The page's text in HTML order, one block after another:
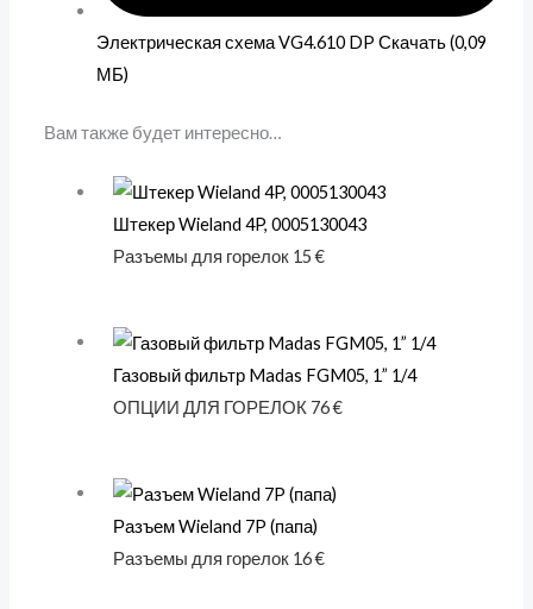
Электрическая схема VG4.610 DP Скачать (0,09
МБ)
Вам также будет интересно…
Штекер Wieland 4P, 0005130043
Разъемы для горелок 15€
Газовый фильтр Madas FGM05, 1” 1/4
ОПЦИИ ДЛЯ ГОРЕЛОК 76€
Разъем Wieland 7P (папа)
Разъемы для горелок 16€